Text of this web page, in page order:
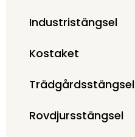
Industristängsel
Kostaket
Trädgårdsstängsel
Rovdjursstängsel